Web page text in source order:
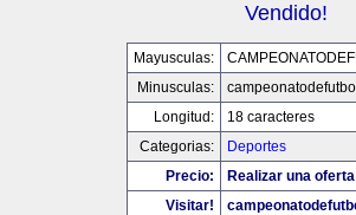
Vendido!
Mayusculas:
Minusculas:
Longitud:
18 caracteres
Categorias:
Deportes
Precio:
Realizar una
Visitar!